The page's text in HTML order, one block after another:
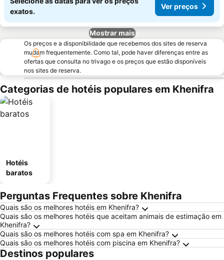
exatos.
Ver preços
Mostrar mais
Os preços e a disponibilidade que recebemos dos sites de reserva
mudam frequentemente. Como tal, pode haver diferenças entre as
ofertas que consulta no trivago e os preços que estão disponíveis
nos sites de reserva.
Categorias de hotéis populares em Khenifra
Hotéis
baratos
Perguntas Frequentes sobre Khenifra
Quais são os melhores hotéis em Khenifra?
Quais são os melhores hotéis que aceitam animais de estimação em
Khenifra?
Quais são os melhores hotéis com spa em Khenifra?
Quais são os melhores hotéis com piscina em Khenifra?
Destinos populares